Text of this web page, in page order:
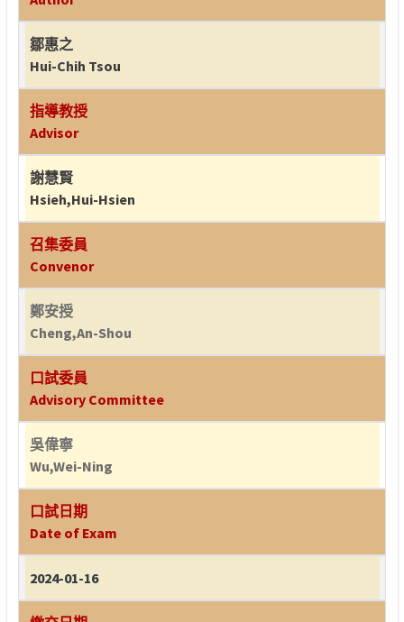
鄒惠之
Hui-Chih Tsou
指導教授
Advisor
謝慧賢
Hsieh,Hui-Hsien
召集委員
Convenor
鄭安授
Cheng,An-Shou
口試委員
Advisory Committee
吳偉寧
Wu,Wei-Ning
口試日期
Date of Exam
2024-01-16